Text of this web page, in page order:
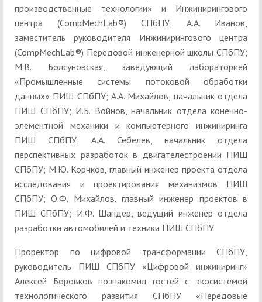
производственные технологии» и Инжинирингового
центра (CompMechLab®) СПбПУ; А.А. Иванов,
заместитель руководителя Инжинирингового центра
(CompMechLab®) Передовой инженерной школы СПбПУ;
М.В. Болсуновская, заведующий лабораторией
«Промышленные системы потоковой обработки
данных» ПИШ СПбПУ; А.А. Михайлов, начальник отдела
ПИШ СПбПУ; И.Б. Войнов, начальник отдела конечно-
элементной механики и компьютерного инжиниринга
ПИШ СПбПУ; А.А. Себелев, начальник отдела
перспективных разработок в двигателестроении ПИШ
СПбПУ; М.Ю. Корчков, главный инженер проекта отдела
исследования и проектирования механизмов ПИШ
СПбПУ; О.Ф. Михайлов, главный инженер проектов в
ПИШ СПбПУ; И.Ф. Шандер, ведущий инженер отдела
разработки автомобилей и техники ПИШ СПбПУ.
Проректор по цифровой трансформации СПбПУ,
руководитель ПИШ СПбПУ «Цифровой инжиниринг»
Алексей Боровков познакомил гостей с экосистемой
технологического развития СПбПУ «Передовые